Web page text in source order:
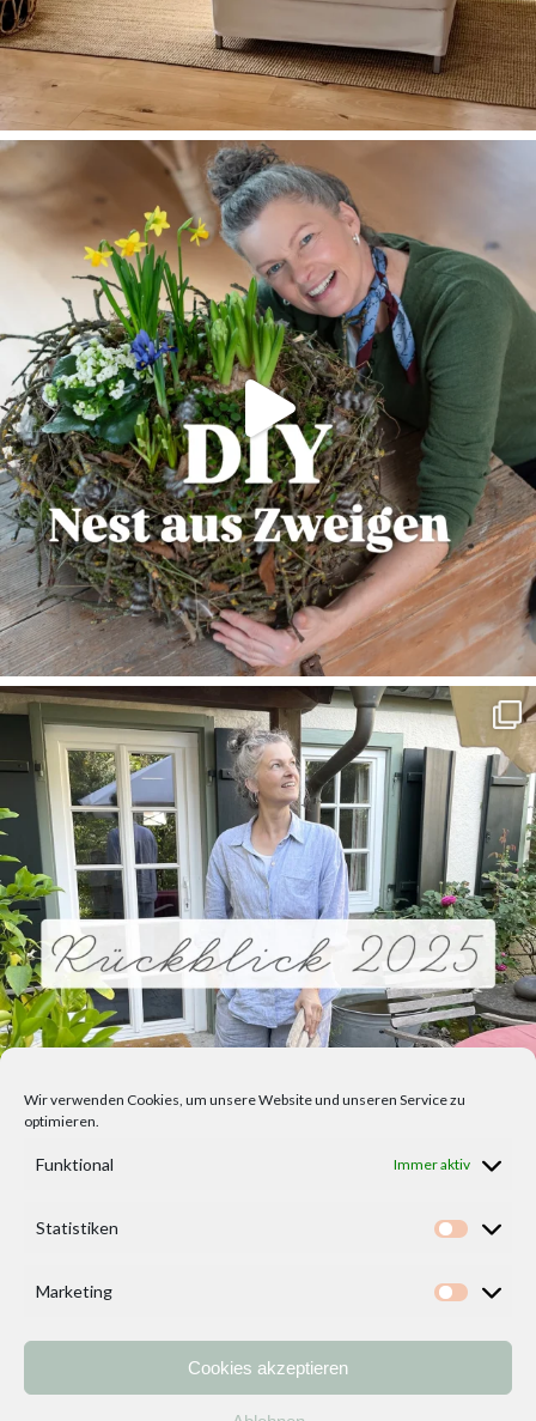
Wir verwenden Cookies, um unsere Website und unseren Service zu
optimieren.
Funktional Immer aktiv
Statistiken
Marketing
Cookies akzeptieren
Kontakt